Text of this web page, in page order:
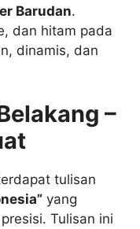
Barudan.
dan hitam pada
dinamis, dan
–
tulisan
yang
Tulisan ini